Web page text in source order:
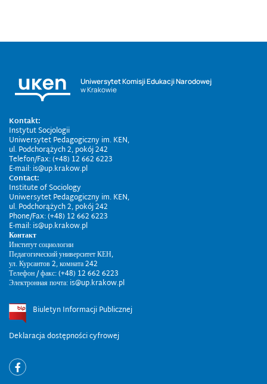
Uniwersytet Komisji Edukacji Narodowej
w Krakowie
Kontakt:
Instytut Socjologii
Uniwersytet Pedagogiczny im. KEN,
ul. Podchorążych 2, pokój 242
Telefon/Fax: (+48) 12 662 6223
E-mail: is@up.krakow.pl
Contact:
Institute of Sociology
Uniwersytet Pedagogiczny im. KEN,
ul. Podchorążych 2, pokój 242
Phone/Fax: (+48) 12 662 6223
E-mail: is@up.krakow.pl
Контакт
Институт социологии
Педагогический университет КЕН,
ул. Курсантов 2, комната 242
Телефон / факс: (+48) 12 662 6223
Электронная почта: is@up.krakow.pl
Biuletyn Informacji Publicznej
Deklaracja dostępności cyfrowej